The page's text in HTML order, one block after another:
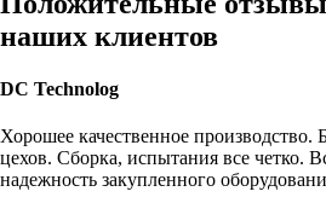
наших клиентов
DC Technolog
Хорошее качественное производство.
цехов. Сборка, испытания все четко.
надежность закупленного